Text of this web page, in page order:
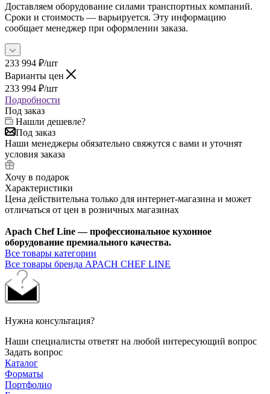
Доставляем оборудование силами транспортных компаний.
Сроки и стоимость — варьируется. Эту информацию
сообщает менеджер при оформлении заказа.
233 994 ₽/шт
Варианты цен
233 994 ₽/шт
Подробности
Под заказ
Нашли дешевле?
Под заказ
Наши менеджеры обязательно свяжутся с вами и уточнят
условия заказа
Хочу в подарок
Характеристики
Цена действительна только для интернет-магазина и может
отличаться от цен в розничных магазинах
Apach Chef Line — профессиональное кухонное
оборудование премиального качества.
Все товары категории
Все товары бренда APACH CHEF LINE
Нужна консультация?
Наши специалисты ответят на любой интересующий вопрос
Задать вопрос
Каталог
Форматы
Портфолио